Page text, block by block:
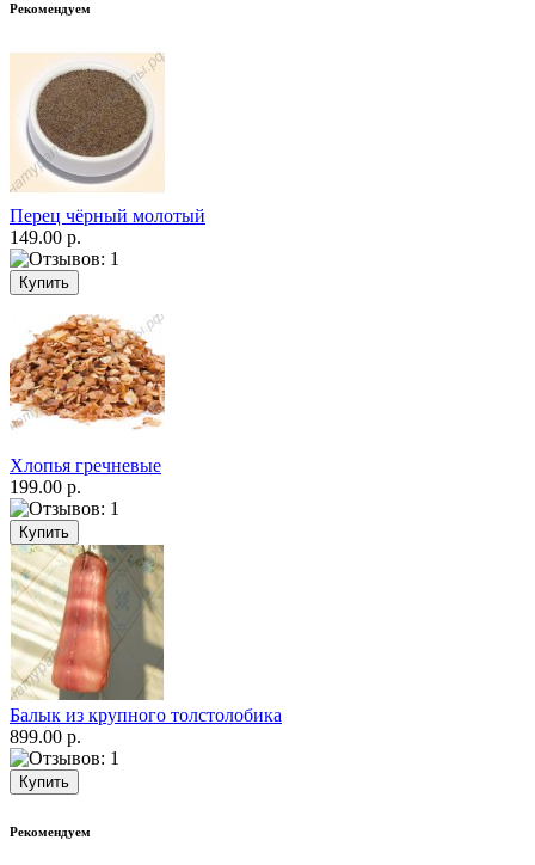
Рекомендуем
Перец чёрный молотый
149.00 р.
Хлопья гречневые
199.00 р.
Балык из крупного толстолобика
899.00 р.
Рекомендуем